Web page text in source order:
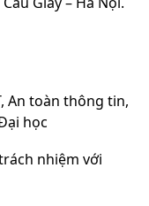
An toàn thông tin,
học
nhiệm với